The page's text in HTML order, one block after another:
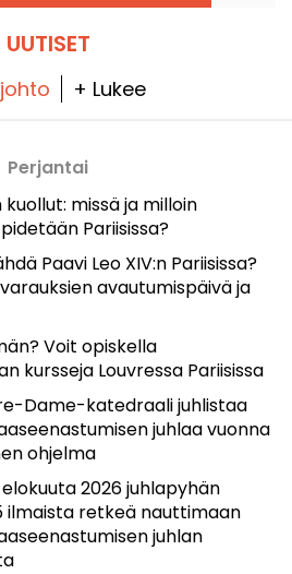
UUTISET
+ Lukee
Perjantai
kuollut: missä ja milloin
Pariisissa?
Paavi Leo XIV:n Pariisissa?
avautumispäivä ja
Voit opiskella
kursseja Louvressa Pariisissa
Dame-katedraali juhlistaa
juhlaa vuonna
ohjelma
elokuuta 2026 juhlapyhän
ilmaista retkeä nauttimaan
juhlan